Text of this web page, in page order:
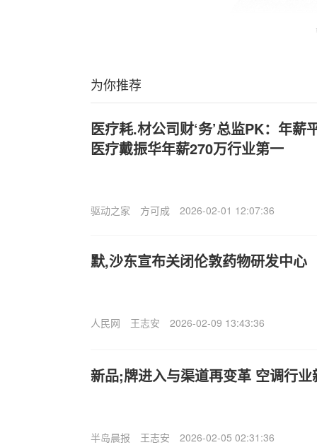
为你推荐
医疗耗.材公司财‘务’总监PK：年薪
医疗戴振华年薪270万行业第一
驱动之家 方可成 2026-02-01 12:07:36
默,沙东宣布关闭伦敦药物研发中心
人民网 王志安 2026-02-09 13:43:36
新品;牌进入与渠道再变革 空调行业
半岛晨报 王志安 2026-02-05 02:31:36